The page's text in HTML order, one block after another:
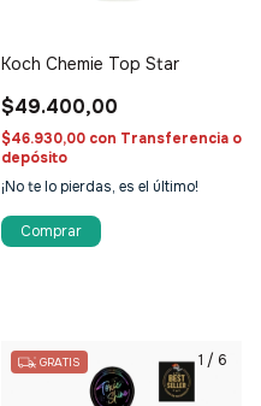
Koch Chemie Top Star
$49.400,00
$46.930,00 con Transferencia o
depósito
¡No te lo pierdas, es el último!
1 / 6
GRATIS